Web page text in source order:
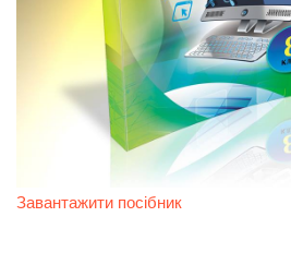
Завантажити посібник